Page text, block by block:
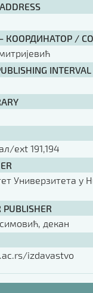
КООРДИНАТОР /
INTERVAL
ext 191,194
Универзитета
декан
izdavastvo